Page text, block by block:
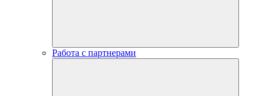
Работа с партнерами